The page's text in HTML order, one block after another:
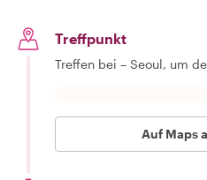
Treffpunkt
Treffen bei – Seoul, um
Auf Maps